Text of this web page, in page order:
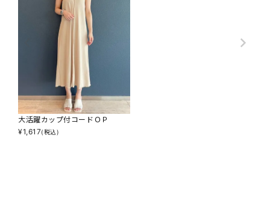
大活躍カップ付コードＯＰ
¥1,617(税込)